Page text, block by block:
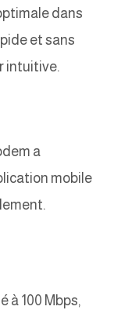
dans
et sans
intuitive.
a
mobile
à 100 Mbps,